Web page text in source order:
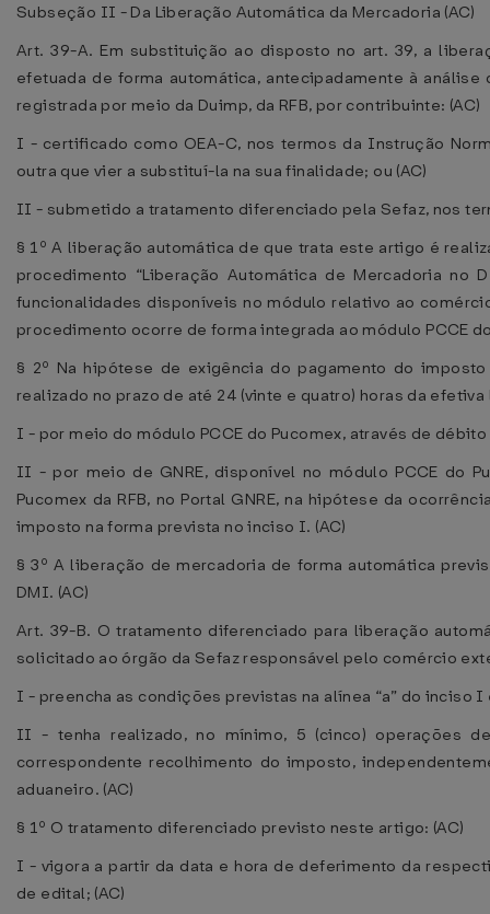
Subseção II - Da Liberação Automática da Mercadoria (AC)
Art. 39-A. Em substituição ao disposto no art. 39, a
efetuada de forma automática, antecipadamente à
registrada por meio da Duimp, da RFB, por contribuinte: (AC)
I - certificado como OEA-C, nos termos da Instrução
outra que vier a substituí-la na sua finalidade; ou (AC)
II - submetido a tratamento diferenciado pela Sefaz, nos
§ 1º A liberação automática de que trata este artigo é
procedimento “Liberação Automática de Mercadoria no
funcionalidades disponíveis no módulo relativo ao
procedimento ocorre de forma integrada ao módulo PCCE do
§ 2º Na hipótese de exigência do pagamento do
realizado no prazo de até 24 (vinte e quatro) horas da
I - por meio do módulo PCCE do Pucomex, através de
II - por meio de GNRE, disponível no módulo PCCE do
Pucomex da RFB, no Portal GNRE, na hipótese da
imposto na forma prevista no inciso I. (AC)
§ 3º A liberação de mercadoria de forma automática
DMI. (AC)
Art. 39-B. O tratamento diferenciado para liberação
solicitado ao órgão da Sefaz responsável pelo comércio
I - preencha as condições previstas na alínea “a” do inciso I
II - tenha realizado, no mínimo, 5 (cinco) operações
correspondente recolhimento do imposto,
aduaneiro. (AC)
§ 1º O tratamento diferenciado previsto neste artigo: (AC)
I - vigora a partir da data e hora de deferimento da
de edital; (AC)